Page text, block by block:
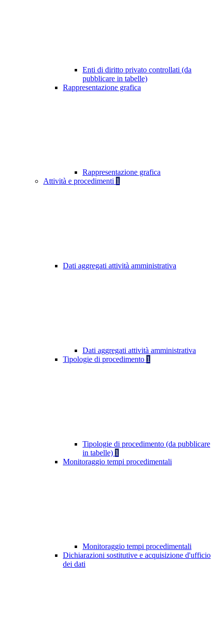
Enti di diritto privato controllati (da
pubblicare in tabelle)
Rappresentazione grafica
Rappresentazione grafica
Attività e procedimenti 1
Dati aggregati attività amministrativa
Dati aggregati attività amministrativa
Tipologie di procedimento 1
Tipologie di procedimento (da pubblicare
in tabelle) 1
Monitoraggio tempi procedimentali
Monitoraggio tempi procedimentali
Dichiarazioni sostitutive e acquisizione d'ufficio
dei dati